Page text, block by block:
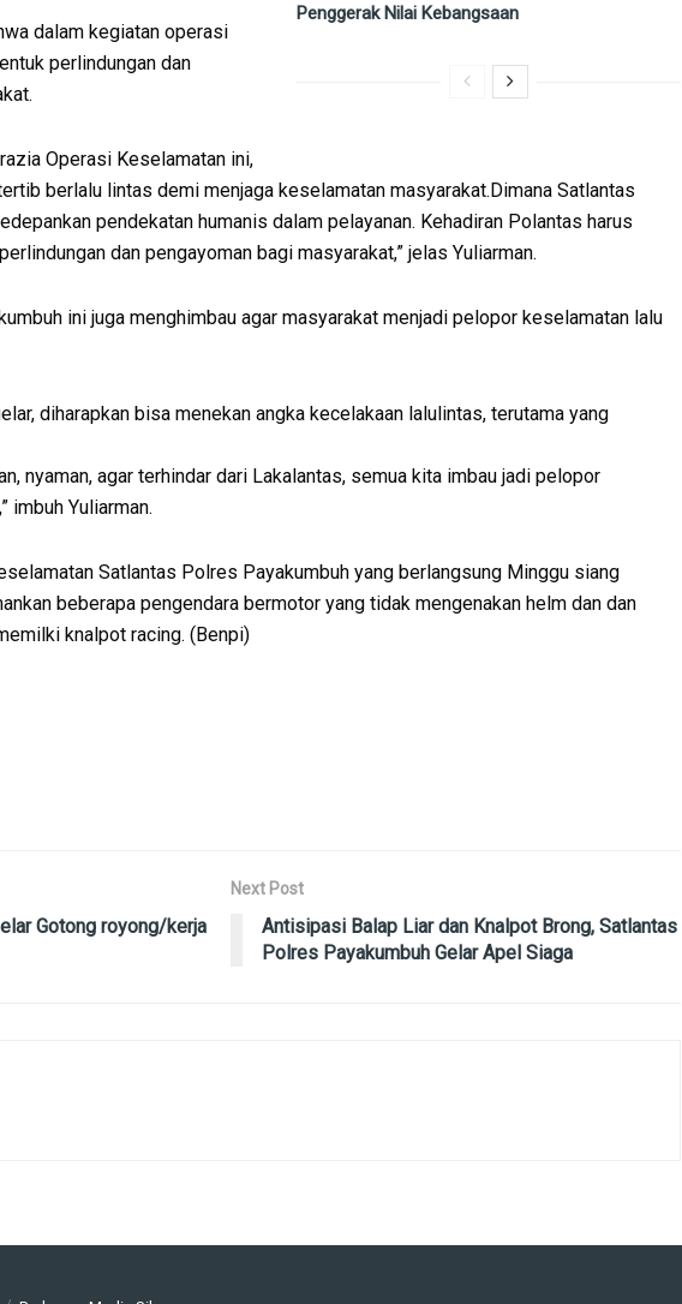
Penggerak Nilai Kebangsaan
dalam kegiatan operasi
perlindungan dan
Operasi Keselamatan ini,
berlalu lintas demi menjaga keselamatan masyarakat.Dimana Satlantas
pendekatan humanis dalam pelayanan. Kehadiran Polantas harus
dan pengayoman bagi masyarakat,” jelas Yuliarman.
ini juga menghimbau agar masyarakat menjadi pelopor keselamatan lalu
diharapkan bisa menekan angka kecelakaan lalulintas, terutama yang
nyaman, agar terhindar dari Lakalantas, semua kita imbau jadi pelopor
imbuh Yuliarman.
Satlantas Polres Payakumbuh yang berlangsung Minggu siang
beberapa pengendara bermotor yang tidak mengenakan helm dan dan
knalpot racing. (Benpi)
Gotong royong/kerja
Next Post
Antisipasi Balap Liar dan Knalpot Brong, Satlantas
Polres Payakumbuh Gelar Apel Siaga